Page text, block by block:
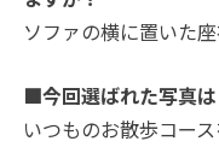
ソファの横に置いた座
■今回選ばれた写真
いつものお散歩コー